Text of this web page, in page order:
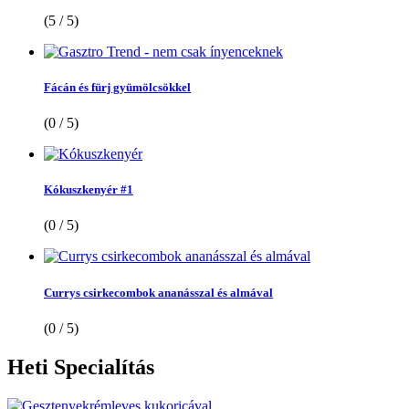
(5 / 5)
Fácán és fürj gyümölcsökkel
(0 / 5)
Kókuszkenyér #1
(0 / 5)
Currys csirkecombok ananásszal és almával
(0 / 5)
Heti Specialítás